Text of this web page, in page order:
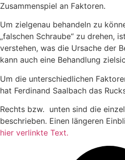
Zusammenspiel an Faktoren.
Um zielgenau behandeln zu
„falschen Schraube“ zu drehen,
verstehen, was die Ursache der
kann auch eine Behandlung
Um die unterschiedlichen
hat Ferdinand Saalbach das
Rechts bzw. unten sind die
beschrieben. Einen längeren
hier verlinkte Text.